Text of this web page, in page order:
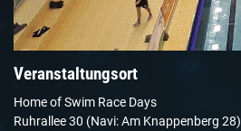
Veranstaltungsort
Home of Swim Race Days
Ruhrallee 30 (Navi: Am Knappenberg 28)